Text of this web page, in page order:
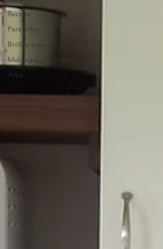
Recept
Personligt
Bröllopsplanering
Middagsbjudningar
Arkiv